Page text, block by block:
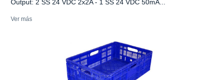
Output: 2 SS 24 VDC 2x2A - 1 SS 24 VDC 50mA...
Ver más